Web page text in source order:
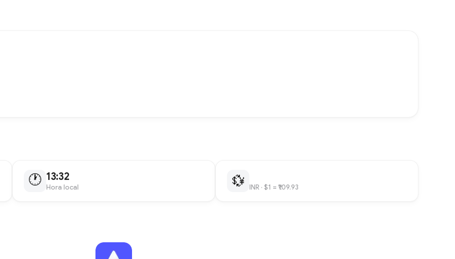
🕐 13:32
Hora local 💱 INR · $1 = ₹109.93